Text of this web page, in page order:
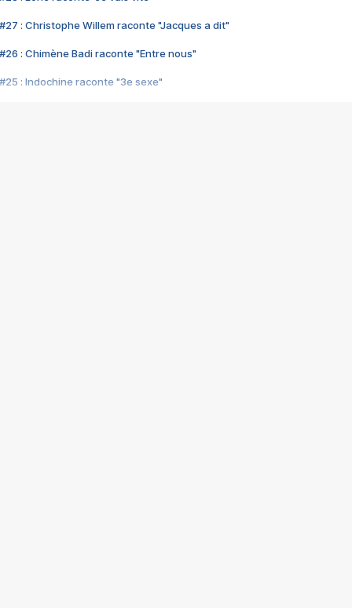
#27 : Christophe Willem raconte "Jacques a dit"
#26 : Chimène Badi raconte "Entre nous"
#25 : Indochine raconte "3e sexe"